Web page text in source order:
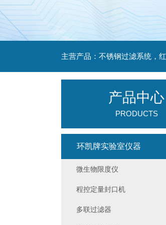
产品中心
PRODUCTS
环凯牌实验室仪器
微生物限度仪
程控定量封口机
多联过滤器